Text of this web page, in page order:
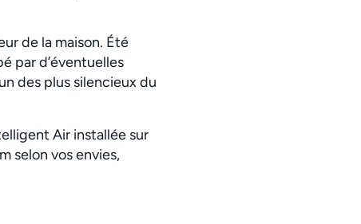
de la maison. Été
par d’éventuelles
des plus silencieux du
Air installée sur
selon vos envies,